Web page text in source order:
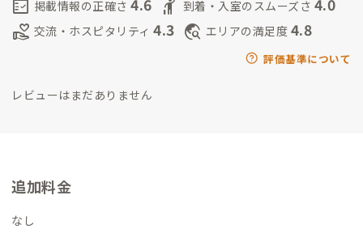
ナの魅力だけでなく、ローカルな街の楽しみ方や大地にも恵ま
れた見どころ沢山の男鹿の素晴らしさを多くの人に知っていた
自分自身も楽しんでいきたいなと考えています。
fact_check 掲載情報の正確さ 4.6 hail 到着・入室のスムーズさ 4.0
volunteer_activism 交流・ホスピタリティ 4.3 travel_explore エリアの満足度 4.8
評価基準について
レビューはまだありません
追加料金
なし